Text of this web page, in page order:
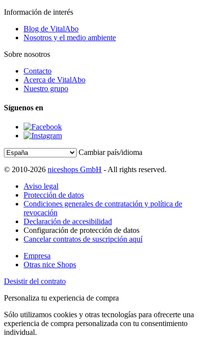
Información de interés
Blog de VitalAbo
Nosotros y el medio ambiente
Sobre nosotros
Contacto
Acerca de VitalAbo
Nuestro grupo
Síguenos en
Cambiar país/idioma
© 2010-2026 niceshops GmbH - All rights reserved.
Aviso legal
Protección de datos
Condiciones generales de contratación y política de
revocación
Declaración de accesibilidad
Configuración de protección de datos
Cancelar contratos de suscripción aquí
Empresa
Otras nice Shops
Desistir del contrato
Personaliza tu experiencia de compra
Sólo utilizamos cookies y otras tecnologías para ofrecerte una
experiencia de compra personalizada con tu consentimiento
individual.